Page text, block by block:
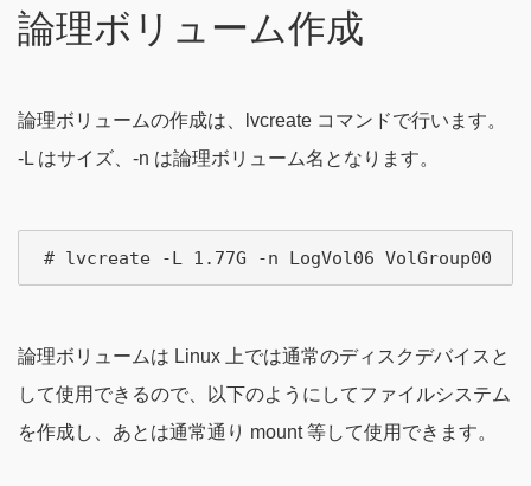
論理ボリューム作成
論理ボリュームの作成は、lvcreate コマンドで行います。
-L はサイズ、-n は論理ボリューム名となります。
論理ボリュームは Linux 上では通常のディスクデバイスと
して使用できるので、以下のようにしてファイルシステム
を作成し、あとは通常通り mount 等して使用できます。